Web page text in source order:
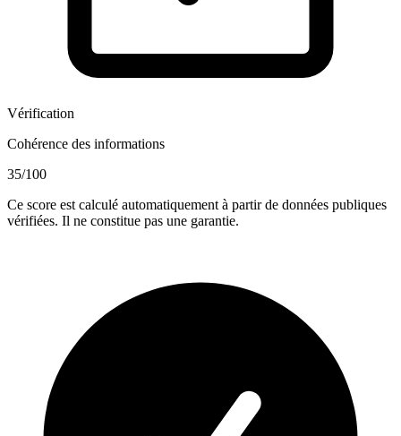
Vérification
Cohérence des informations
35/100
Ce score est calculé automatiquement à partir de données publiques
vérifiées. Il ne constitue pas une garantie.